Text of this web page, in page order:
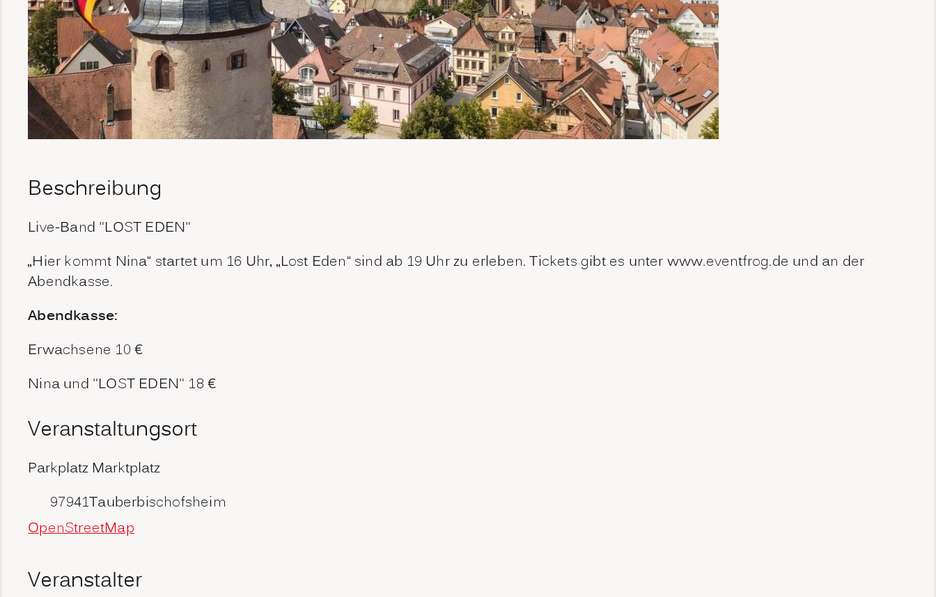
Beschreibung
Live-Band "LOST EDEN"
„Hier kommt Nina“ startet um 16 Uhr, „Lost Eden“ sind ab 19 Uhr zu erleben. Tickets gibt es unter www.eventfrog.de und an der
Abendkasse.
Abendkasse:
Erwachsene 10 €
Nina und "LOST EDEN" 18 €
Veranstaltungsort
Parkplatz Marktplatz
97941Tauberbischofsheim
OpenStreetMap
Veranstalter